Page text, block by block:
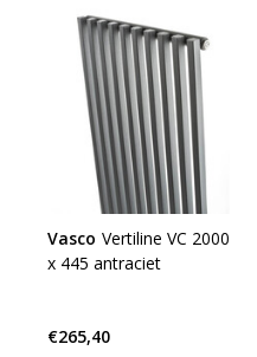
Vasco Vertiline VC 2000
x 445 antraciet
€265,40